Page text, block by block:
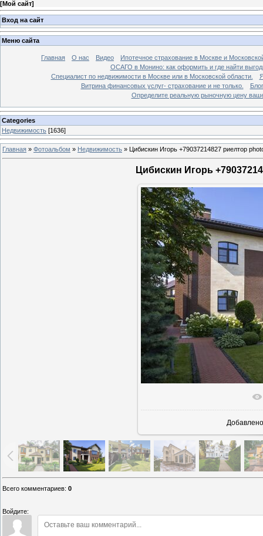
[Мой сайт]
Вход на сайт
Меню сайта
Главная О нас Видео
Ипотечное страхование в Москве и
ОСАГО в Монино: как оформить и где найти
Специалист по недвижимости в Москве или в Московской области.
Витрина финансовых услуг- страхование и не только.
Блог
Определите реальную рыночную цену
Categories
Недвижимость [1636]
Главная » Фотоальбом » Недвижимость » Цибискин Игорь +79037214827 риелтор
Цибискин Игорь
В
Добавлено
Всего комментариев: 0
Войдите: